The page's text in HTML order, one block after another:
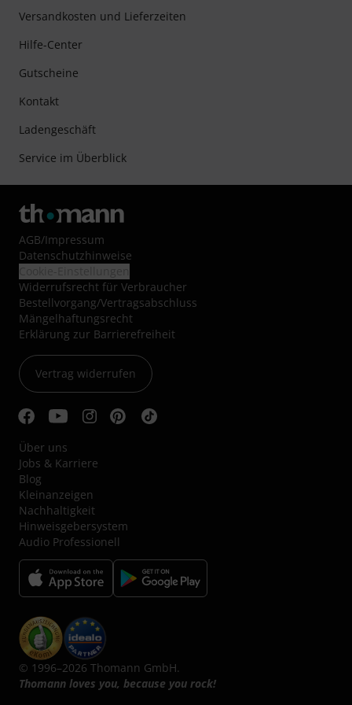
Versandkosten und Lieferzeiten
Hilfe-Center
Gutscheine
Kontakt
Ladengeschäft
Service im Überblick
AGB/Impressum
Datenschutzhinweise
Widerrufsrecht für Verbraucher
Bestellvorgang/Vertragsabschluss
Mängelhaftungsrecht
Erklärung zur Barrierefreiheit
Vertrag widerrufen
Über uns
Jobs & Karriere
Blog
Kleinanzeigen
Nachhaltigkeit
Hinweisgebersystem
Audio Professionell
© 1996–2026 Thomann GmbH.
Thomann loves you, because you rock!